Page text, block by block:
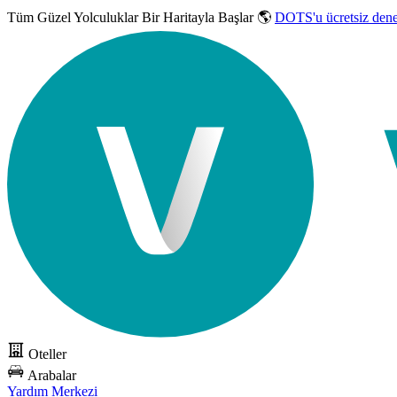
Tüm Güzel YolculuklarBir Haritayla Başlar 🌎 DOTS'u ücretsiz
Oteller
Arabalar
Yardım Merkezi